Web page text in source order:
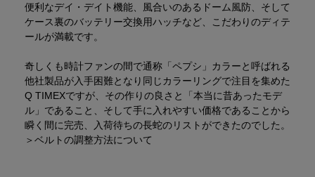
便利なデイ・デイト機能、風合いのあるドーム風防、そして
ケース裏のバッテリー交換用ハッチなど、こだわりのディテ
ールが満載です。
奇しくも時計ファンの間で通称「ペプシ」カラーと呼ばれる
他社製品が入手困難となり同じカラーリングで注目を集めた
Q TIMEXですが、その作りの良さと「本当に昔あったモデ
ル」であること、そして手に入れやすい価格であることから
瞬く間に完売、入荷待ちの長蛇のリストができたのでした。
＞ベルトの調整方法について